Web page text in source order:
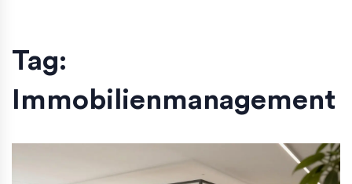
Tag:
Immobilienmanagement